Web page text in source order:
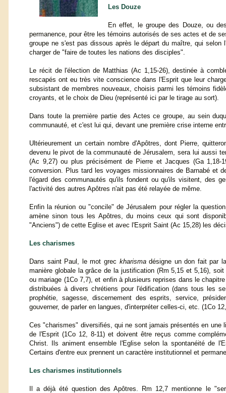
Les Douze
En effet, le groupe des Douze, ou
permanence, pour être les témoins autorisés de ses actes et de
groupe ne s'est pas dissous après le départ du maître, qui
charger de "faire de toutes les nations des disciples".
Le récit de l'élection de Matthias (Ac 1,15-26), destinée à
rescapés ont eu très vite conscience dans l'Esprit que leur
subsistant de membres nouveaux, choisis parmi les témoins
croyants, et le choix de Dieu (représenté ici par le tirage au sort).
Dans toute la première partie des Actes ce groupe, au sein
communauté, et c'est lui qui, devant une première crise interne
Ultérieurement un certain nombre d'Apôtres, dont Pierre,
devenu le pivot de la communauté de Jérusalem, sera lui aussi
(Ac 9,27) ou plus précisément de Pierre et Jacques (Ga
conversion. Plus tard les voyages missionnaires de Barnabé et
l'égard des communautés qu'ils fondent ou qu'ils visitent, des
l'activité des autres Apôtres n'ait pas été relayée de même.
Enfin la réunion ou "concile" de Jérusalem pour régler la
amène sinon tous les Apôtres, du moins ceux qui sont
"Anciens") de cette Eglise et avec l'Esprit Saint (Ac 15,28) les
Les charismes
Dans saint Paul, le mot grec kharismadésigne un don fait par
manière globale la grâce de la justification (Rm 5,15 et 5,16),
ou mariage (1Co 7,7), et enfin à plusieurs reprises dans le
distribuées à divers chrétiens pour l'édification (dans tous les
prophétie, sagesse, discernement des esprits, service,
gouverner, de parler en langues, d'interpréter celles-ci, etc. (1Co
Ces "charismes" diversifiés, qui ne sont jamais présentés en
de l'Esprit (1Co 12, 8-11) et doivent être reçus comme
Christ. Ils animent ensemble l'Eglise selon la spontanéité de
Certains d'entre eux prennent un caractère institutionnel et
Les charismes institutionnels
Il a déjà été question des Apôtres. Rm 12,7 mentionne le